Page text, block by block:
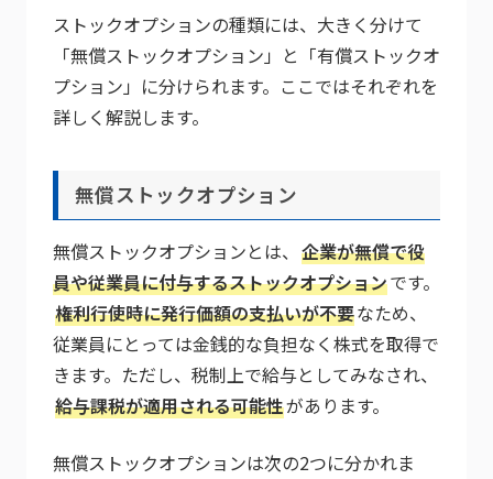
ストックオプションの種類には、大きく分けて
「無償ストックオプション」と「有償ストックオ
プション」に分けられます。ここではそれぞれを
詳しく解説します。
無償ストックオプション
無償ストックオプションとは、 企業が無償で役
員や従業員に付与するストックオプションです。
権利行使時に発行価額の支払いが不要なため、
従業員にとっては金銭的な負担なく株式を取得で
きます。ただし、税制上で給与としてみなされ、
給与課税が適用される可能性があります。
無償ストックオプションは次の2つに分かれま